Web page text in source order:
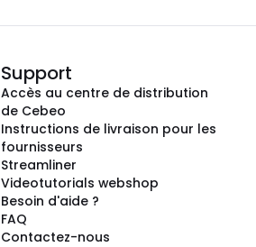
Support
Accès au centre de distribution
de Cebeo
Instructions de livraison pour les
fournisseurs
Streamliner
Videotutorials webshop
Besoin d'aide ?
FAQ
Contactez-nous